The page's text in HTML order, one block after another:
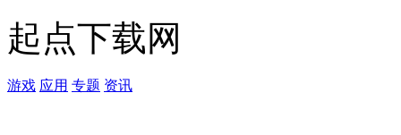
起点下载网
游戏 应用 专题 资讯